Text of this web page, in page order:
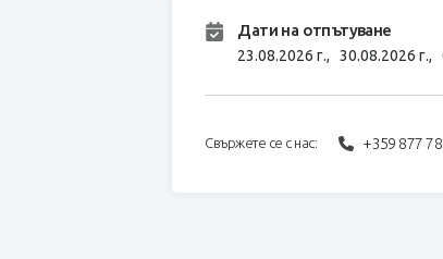
Дати на отпътуване
23.08.2026 г.,30.08.2026 г.,
Свържете се с нас: +359 877